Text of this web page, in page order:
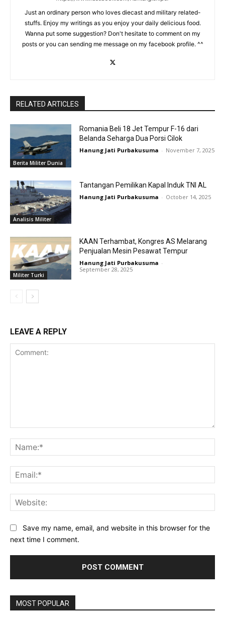
Just an ordinary person who loves diecast and military related-
stuffs. Enjoy my writings as you enjoy your daily delicious food.
Wanna put some suggestion? Don't hesitate to comment on my
posts or you can sending me message on my facebook profile. ^^
RELATED ARTICLES
Berita Militer Dunia
Romania Beli 18 Jet Tempur F-16 dari
Belanda Seharga Dua Porsi Cilok
Hanung Jati Purbakusuma - November 7, 2025
Analisis Militer
Tantangan Pemilikan Kapal Induk TNI AL
Hanung Jati Purbakusuma - October 14, 2025
Militer Turki
KAAN Terhambat, Kongres AS Melarang
Penjualan Mesin Pesawat Tempur
Hanung Jati Purbakusuma -
September 28, 2025
LEAVE A REPLY
Save my name, email, and website in this browser for the
next time I comment.
MOST POPULAR